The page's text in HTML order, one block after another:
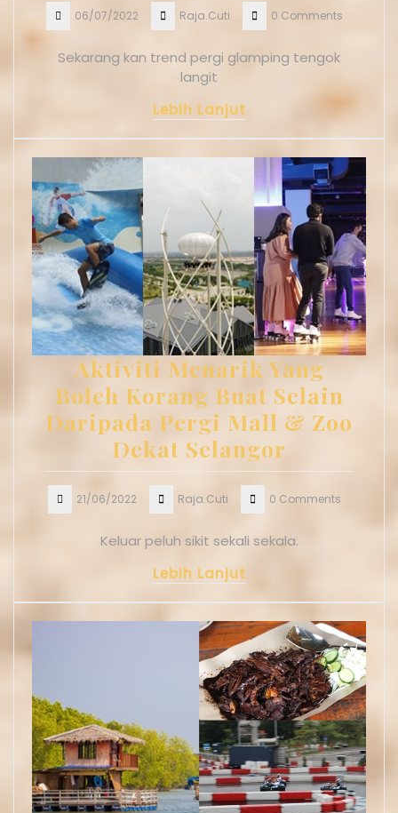
06/07/2022 Raja.Cuti 0 Comments
Sekarang kan trend pergi glamping tengok
langit
Lebih Lanjut
Aktiviti Menarik Yang
Boleh Korang Buat Selain
Daripada Pergi Mall & Zoo
Dekat Selangor
21/06/2022 Raja.Cuti 0 Comments
Keluar peluh sikit sekali sekala.
Lebih Lanjut